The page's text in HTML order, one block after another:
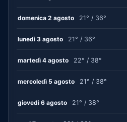
domenica 2 agosto 21° / 36°
lunedì 3 agosto 21° / 36°
martedì 4 agosto 22° / 38°
mercoledì 5 agosto 21° / 38°
giovedì 6 agosto 21° / 38°